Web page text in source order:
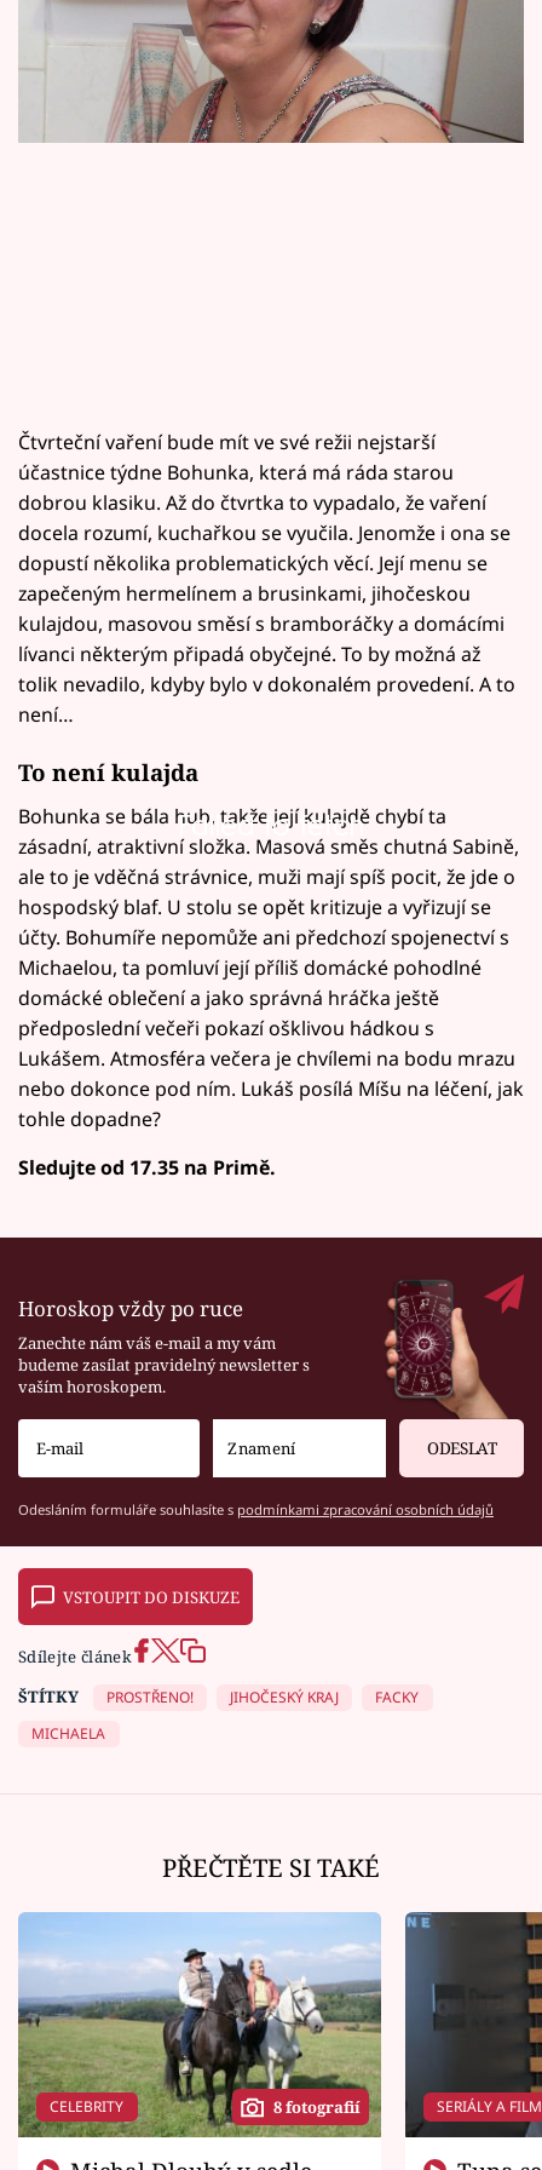
Sledujte prima+
Filmový festival Karlovy Vary
Čtvrteční vaření bude mít ve své režii nejstarší
účastnice týdne Bohunka, která má ráda starou
dobrou klasiku. Až do čtvrtka to vypadalo, že vaření
docela rozumí, kuchařkou se vyučila. Jenomže i ona se
dopustí několika problematických věcí. Její menu se
zapečeným hermelínem a brusinkami, jihočeskou
kulajdou, masovou směsí s bramboráčky a domácími
lívanci některým připadá obyčejné. To by možná až
tolik nevadilo, kdyby bylo v dokonalém provedení. A to
není…
To není kulajda
Failed to fetch
Bohunka se bála hub, takže její kulajdě chybí ta
zásadní, atraktivní složka. Masová směs chutná Sabině,
ale to je vděčná strávnice, muži mají spíš pocit, že jde o
hospodský blaf. U stolu se opět kritizuje a vyřizují se
účty. Bohumíře nepomůže ani předchozí spojenectví s
Michaelou, ta pomluví její příliš domácké pohodlné
domácké oblečení a jako správná hráčka ještě
předposlední večeři pokazí ošklivou hádkou s
Lukášem. Atmosféra večera je chvílemi na bodu mrazu
nebo dokonce pod ním. Lukáš posílá Míšu na léčení, jak
tohle dopadne?
Sledujte od 17.35 na Primě.
Horoskop vždy po ruce
Zanechte nám váš e-mail a my vám
budeme zasílat pravidelný newsletter s
vaším horoskopem.
ODESLAT
Odesláním formuláře souhlasíte s podmínkami zpracování osobních údajů
VSTOUPIT DO DISKUZE
Sdílejte článek
ŠTÍTKY
PROSTŘENO! JIHOČESKÝ KRAJ
FACKY
MICHAELA
PŘEČTĚTE SI TAKÉ
CELEBRITY 8 fotografií SERIÁLY A